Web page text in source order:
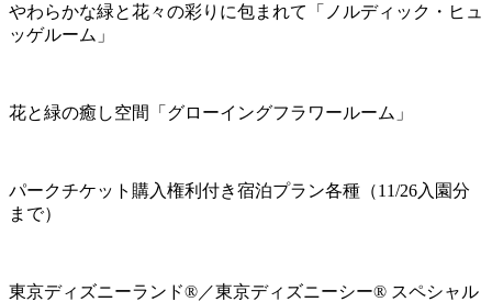
やわらかな緑と花々の彩りに包まれて「ノルディック・ヒュ
ッゲルーム」
花と緑の癒し空間「グローイングフラワールーム」
パークチケット購入権利付き宿泊プラン各種（11/26入園分
まで）
東京ディズニーランド®／東京ディズニーシー® スペシャル